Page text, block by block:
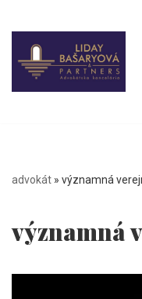
Preskočiť
na
obsah
advokát » významná
významná